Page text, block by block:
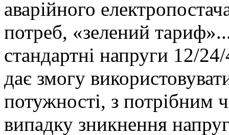
аварійного
потреб, «зелений
стандартні напруги 12/
дає змогу
потужності, з потрібним
випадку зникнення